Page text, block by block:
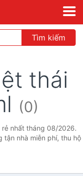
Tìm kiếm
thái
(0)
nhất tháng 08/2026.
tận nhà miễn phí, thu hộ